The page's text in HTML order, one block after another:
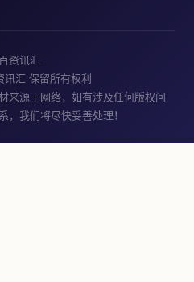
资讯汇
汇 保留所有权利
来源于网络，如有涉及任何版权问
，我们将尽快妥善处理！